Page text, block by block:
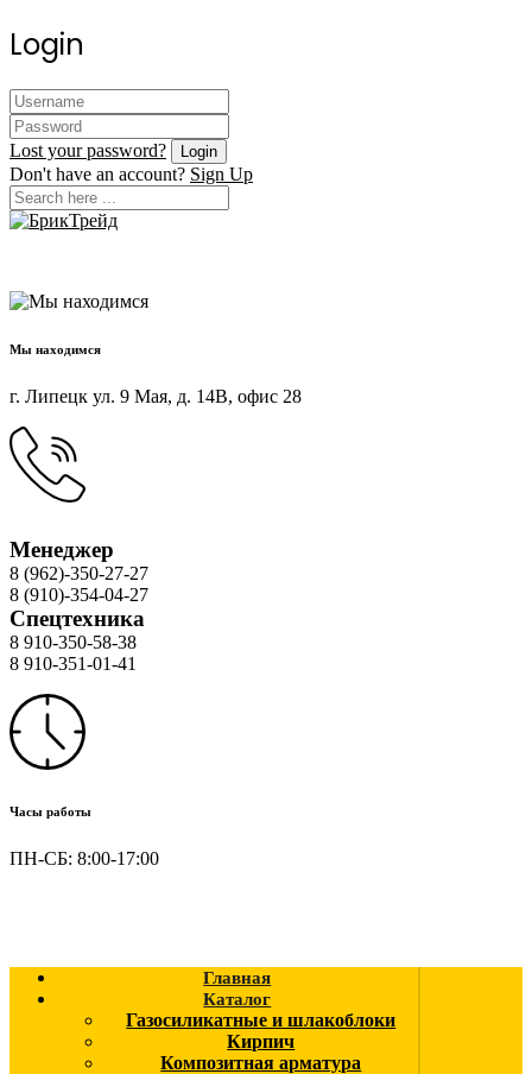
Login
Lost your password?
Don't have an account? Sign Up
Мы находимся
г. Липецк ул. 9 Мая, д. 14В, офис 28
Менеджер
8 (962)-350-27-27
8 (910)-354-04-27
Спецтехника
8 910-350-58-38
8 910-351-01-41
Часы работы
ПН-СБ: 8:00-17:00
Главная
Каталог
Газосиликатные и шлакоблоки
Кирпич
Композитная арматура